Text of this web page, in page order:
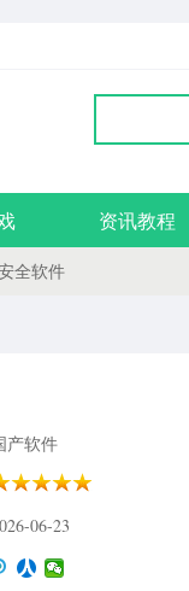
资讯教程
全软件
产软件
06-23